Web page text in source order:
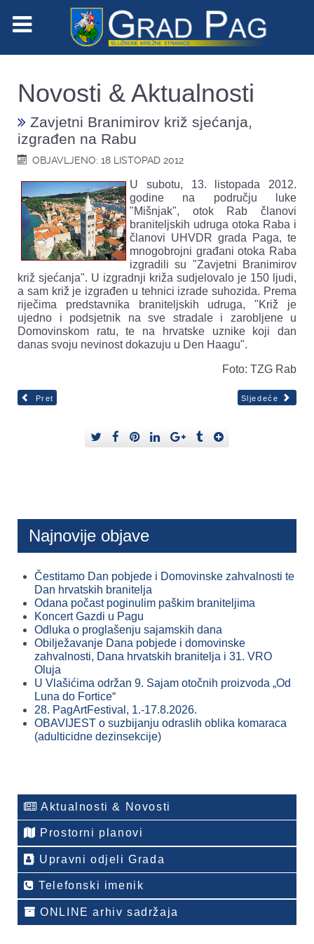
Novosti & Aktualnosti
Zavjetni Branimirov križ sjećanja,
izgrađen na Rabu
OBJAVLJENO: 18 LISTOPAD 2012
U subotu, 13. listopada 2012.
godine na području luke
"Mišnjak", otok Rab članovi
braniteljskih udruga otoka Raba i
članovi UHVDR grada Paga, te
mnogobrojni građani otoka Raba
izgradili su "Zavjetni Branimirov
križ sjećanja". U izgradnji križa sudjelovalo je 150 ljudi,
a sam križ je izgrađen u tehnici izrade suhozida. Prema
riječima predstavnika braniteljskih udruga, "Križ je
ujedno i podsjetnik na sve stradale i zarobljene u
Domovinskom ratu, te na hrvatske uznike koji dan
danas svoju nevinost dokazuju u Den Haagu".
Foto: TZG Rab
Pret Sljedeće
Najnovije objave
Čestitamo Dan pobjede i Domovinske zahvalnosti te
Dan hrvatskih branitelja
Odana počast poginulim paškim braniteljima
Koncert Gazdi u Pagu
Odluka o proglašenju sajamskih dana
Obilježavanje Dana pobjede i domovinske
zahvalnosti, Dana hrvatskih branitelja i 31. VRO
Oluja
U Vlašićima održan 9. Sajam otočnih proizvoda „Od
Luna do Fortice“
28. PagArtFestival, 1.-17.8.2026.
OBAVIJEST o suzbijanju odraslih oblika komaraca
(adulticidne dezinsekcije)
Aktualnosti & Novosti
Prostorni planovi
Upravni odjeli Grada
Telefonski imenik
ONLINE arhiv sadržaja